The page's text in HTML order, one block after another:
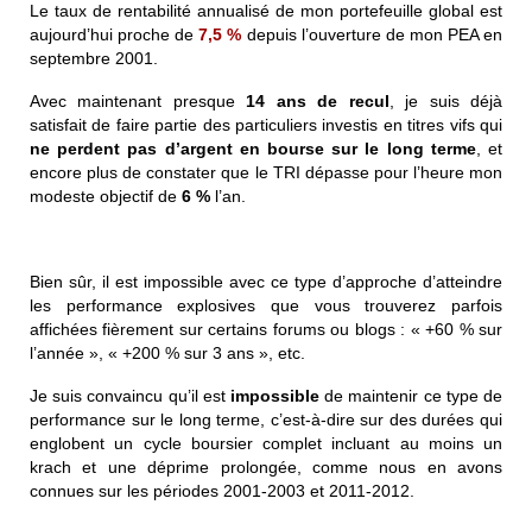
L e taux de rentabilité annualisé de mon portefeuille global est
aujourd’hui proche de7,5 % depuis l’ouverture de mon PEA en
septembre 2001.
Avec maintenant presque 14 ans de recul , je suis déjà
satisfait de faire partie des particuliers investis en titres vifs qui
ne perdent pas d’argent en bourse sur le long terme, et
encore plus de constater que le TRI dépasse pour l’heure mon
modeste objectif de 6 % l’an
Bien sûr, il est impossible avec ce type d’approche d’atteindre
les performance explosives que vous trouverez parfois
affichées fièrement sur certains forums ou blogs : « +60 % sur
l’année », « +200 % sur 3 ans », etc.
Je suis convaincu qu’il est impossiblede maintenir ce type de
performance sur le long terme, c’est-à-dire sur des durées qui
englobent un cycle boursier complet incluant au moins un
krach et unedéprime prolongée,
comme nous en avons
connues sur les périodes 2001-2003 et 2011-2012.